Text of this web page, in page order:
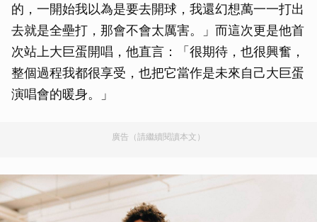
的，一開始我以為是要去開球，我還幻想萬一一打出
去就是全壘打，那會不會太厲害。」而這次更是他首
次站上大巨蛋開唱，他直言：「很期待，也很興奮，
整個過程我都很享受，也把它當作是未來自己大巨蛋
演唱會的暖身。」
廣告（請繼續閱讀本文）